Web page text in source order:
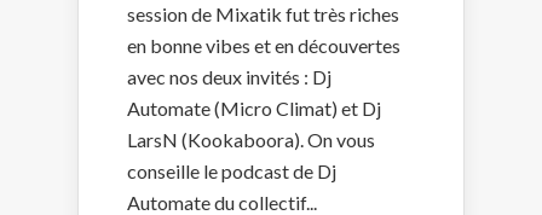
session de Mixatik fut très riches
en bonne vibes et en découvertes
avec nos deux invités : Dj
Automate (Micro Climat) et Dj
LarsN (Kookaboora). On vous
conseille le podcast de Dj
Automate du collectif...